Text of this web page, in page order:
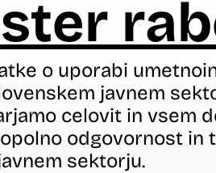
o uporabi
javnem
celovit in vsem
odgovornost in
sektorju.